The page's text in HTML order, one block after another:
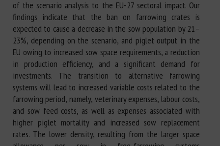
of the scenario analysis to the EU-27 sectoral impact. Our
findings indicate that the ban on farrowing crates is
expected to cause a decrease in the sow population by 21–
23%, depending on the scenario, and piglet output in the
EU owing to increased sow space requirements, a reduction
in production efficiency, and a significant demand for
investments. The transition to alternative farrowing
systems will lead to increased variable costs related to the
farrowing period, namely, veterinary expenses, labour costs,
and sow feed costs, as well as expenses associated with
higher piglet mortality and increased sow replacement
rates. The lower density, resulting from the larger space